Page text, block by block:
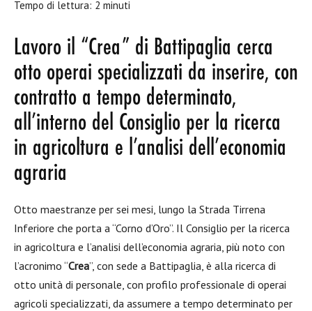
Tempo di lettura: 2 minuti
Lavoro il “Crea” di Battipaglia cerca
otto operai specializzati da inserire, con
contratto a tempo determinato,
all’interno del Consiglio per la ricerca
in agricoltura e l’analisi dell’economia
agraria
Otto maestranze per sei mesi, lungo la Strada Tirrena
Inferiore che porta a “Corno d’Oro”. Il Consiglio per la ricerca
in agricoltura e l’analisi dell’economia agraria, più noto con
l’acronimo “Crea”, con sede a Battipaglia, è alla ricerca di
otto unità di personale, con profilo professionale di operai
agricoli specializzati, da assumere a tempo determinato per